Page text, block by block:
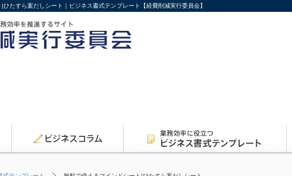
たすら案だしシート｜ビジネス書式テンプレート【経費削減実行委員会】